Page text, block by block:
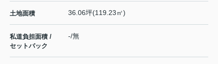
土地面積 36.06坪(119.23㎡)
私道負担面積 /
セットバック
-/無